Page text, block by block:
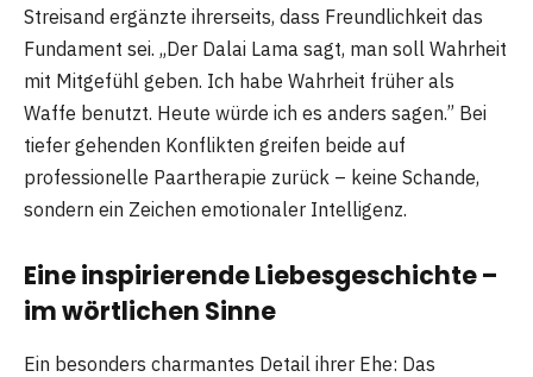
Streisand ergänzte ihrerseits, dass Freundlichkeit das
Fundament sei. „Der Dalai Lama sagt, man soll Wahrheit
mit Mitgefühl geben. Ich habe Wahrheit früher als
Waffe benutzt. Heute würde ich es anders sagen.” Bei
tiefer gehenden Konflikten greifen beide auf
professionelle Paartherapie zurück – keine Schande,
sondern ein Zeichen emotionaler Intelligenz.
Eine inspirierende Liebesgeschichte –
im wörtlichen Sinne
Ein besonders charmantes Detail ihrer Ehe: Das